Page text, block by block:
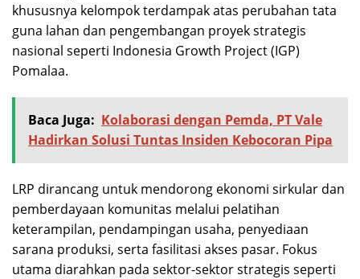
khususnya kelompok terdampak atas perubahan tata
guna lahan dan pengembangan proyek strategis
nasional seperti Indonesia Growth Project (IGP)
Pomalaa.
Baca Juga: Kolaborasi dengan Pemda, PT Vale
Hadirkan Solusi Tuntas Insiden Kebocoran Pipa
LRP dirancang untuk mendorong ekonomi sirkular dan
pemberdayaan komunitas melalui pelatihan
keterampilan, pendampingan usaha, penyediaan
sarana produksi, serta fasilitasi akses pasar. Fokus
utama diarahkan pada sektor-sektor strategis seperti